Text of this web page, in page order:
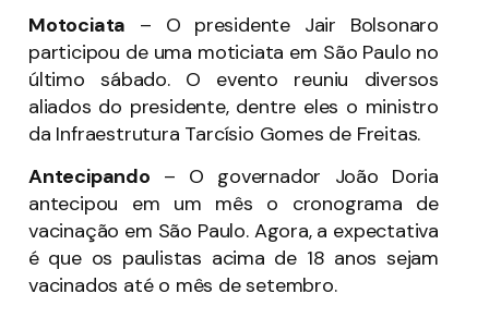
Motociata – O presidente Jair Bolsonaro
participou de uma moticiata em São Paulo no
último sábado. O evento reuniu diversos
aliados do presidente, dentre eles o ministro
da Infraestrutura Tarcísio Gomes de Freitas.
Antecipando – O governador João Doria
antecipou em um mês o cronograma de
vacinação em São Paulo. Agora, a expectativa
é que os paulistas acima de 18 anos sejam
vacinados até o mês de setembro.